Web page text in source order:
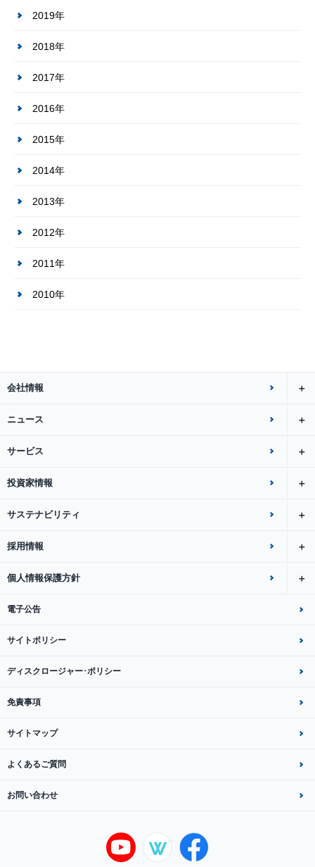
2019年
2018年
2017年
2016年
2015年
2014年
2013年
2012年
2011年
2010年
会社情報
ニュース
サービス
投資家情報
サステナビリティ
採用情報
個人情報保護方針
電子公告
サイトポリシー
ディスクロージャー･ポリシー
免責事項
サイトマップ
よくあるご質問
お問い合わせ